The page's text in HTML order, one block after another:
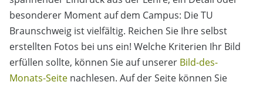
besonderer Moment auf dem Campus: Die TU
Braunschweig ist vielfältig. Reichen Sie Ihre selbst
erstellten Fotos bei uns ein! Welche Kriterien Ihr Bild
erfüllen sollte, können Sie auf unserer Bild-des-
Monats-Seite nachlesen. Auf der Seite können Sie